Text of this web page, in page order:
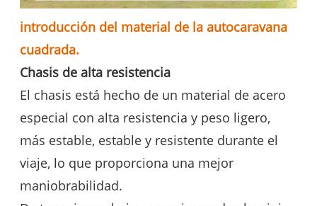
introducción del material de la autocaravana
cuadrada.
Chasis de alta resistencia
El chasis está hecho de un material de acero
especial con alta resistencia y peso ligero,
más estable, estable y resistente durante el
viaje, lo que proporciona una mejor
maniobrabilidad.